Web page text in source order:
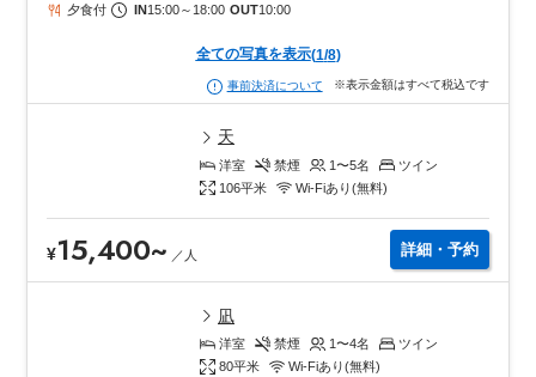
夕食付 IN15:00～ 18:00 OUT10:00
全ての写真を表示(1/8)
事前決済について ※表示金額はすべて税込です
天
洋室 禁煙 1〜5名
ツイン
106平米 Wi-Fiあり(無料)
¥15,400~ ／ 人 詳細・予約
凪
洋室 禁煙 1〜4名
ツイン
80平米 Wi-Fiあり(無料)